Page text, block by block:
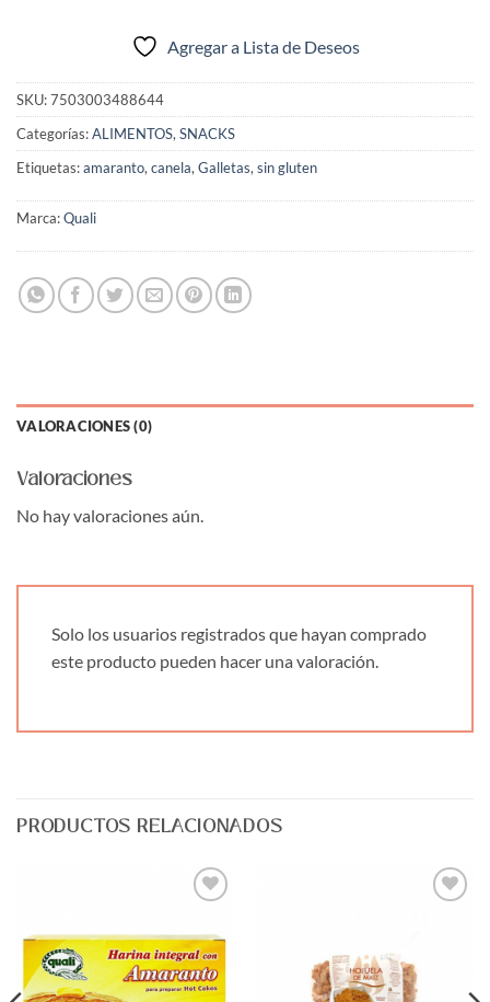
Agregar a Lista de Deseos
SKU:7503003488644
Categorías:ALIMENTOS, SNACKS
Etiquetas:amaranto, canela, Galletas, sin gluten
Marca:Quali
VALORACIONES (0)
Valoraciones
No hay valoraciones aún.
Solo los usuarios registrados que hayan comprado
este producto pueden hacer una valoración.
PRODUCTOS RELACIONADOS
a Lista
de
Deseos